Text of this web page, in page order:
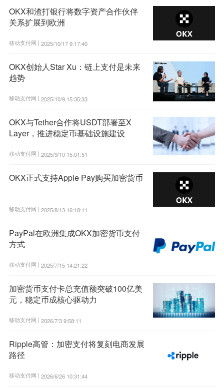
OKX和渣打银行将数字资产合作伙伴
关系扩展到欧洲
移动支付网 | 2025/10/17 9:17:40
OKX创始人Star Xu：链上支付是未来
趋势
移动支付网 | 2025/10/9 15:35:33
OKX与Tether合作将USDT部署至X
Layer，推进稳定币基础设施建设
移动支付网 | 2025/9/10 15:01:51
OKX正式支持Apple Pay购买加密货币
移动支付网 | 2025/8/13 16:18:11
PayPal在欧洲集成OKX加密货币支付
方式
移动支付网 | 2025/7/15 14:21:22
加密货币支付卡总充值额突破100亿美
元，稳定币成核心驱动力
移动支付网 | 2026/7/3 9:58:11
Ripple高管：加密支付将复刻电商发展
路径
移动支付网 | 2026/6/26 10:31:44